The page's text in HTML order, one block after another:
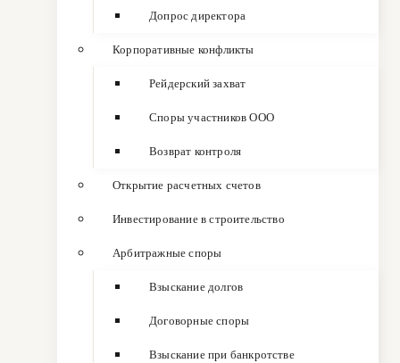
Допрос директора
Корпоративные конфликты
Рейдерский захват
Споры участников ООО
Возврат контроля
Открытие расчетных счетов
Инвестирование в строительство
Арбитражные споры
Взыскание долгов
Договорные споры
Взыскание при банкротстве